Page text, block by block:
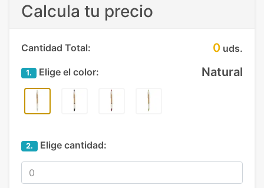
Calcula tu precio
Cantidad Total: 0 uds.
1. Elige el color: Natural
2. Elige cantidad: